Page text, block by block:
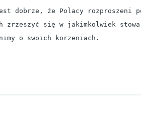
jest dobrze, że Polacy
zrzeszyć się w jakimkolwiek
o swoich korzeniach.